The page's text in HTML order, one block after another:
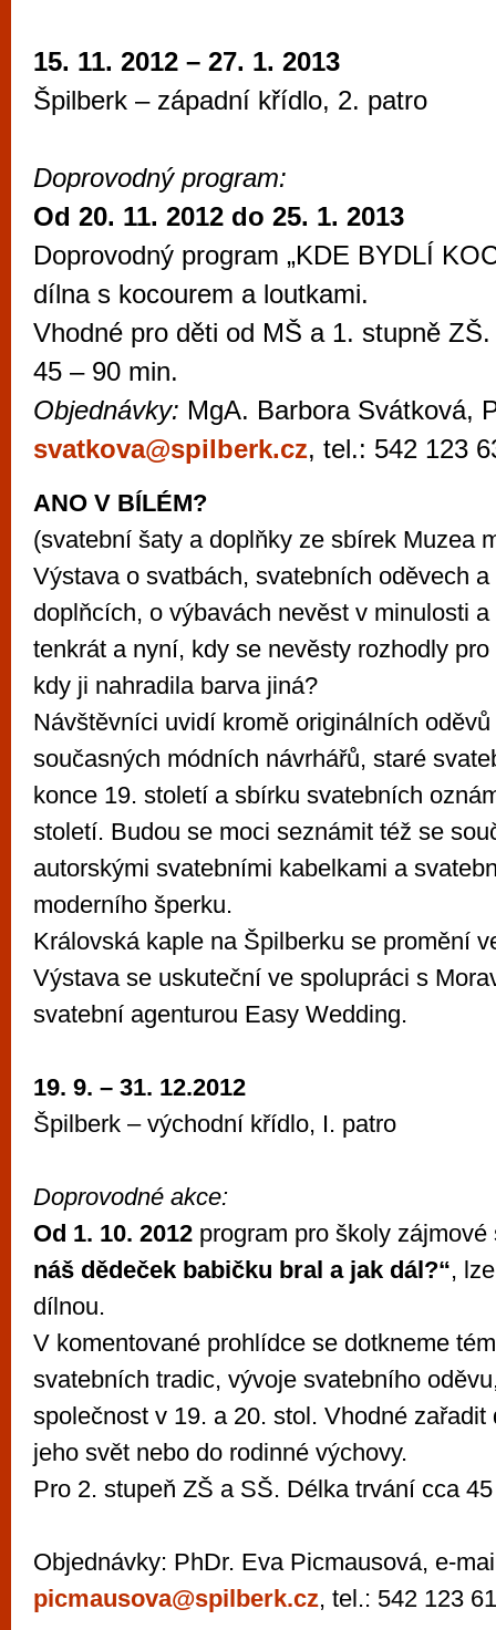
15. 11. 2012 – 27. 1. 2013
Špilberk – západní křídlo, 2. patro
Doprovodný program:
Od 20. 11. 2012 do 25. 1. 2013
Doprovodný program „KDE BYDLÍ
dílna s kocourem a loutkami.
Vhodné pro děti od MŠ a 1. stupně
45 – 90 min.
Objednávky: MgA. Barbora Svátková,
svatkova@spilberk.cz, tel.: 542 123
ANO V BÍLÉM?
(svatební šaty a doplňky ze sbírek Muzea
Výstava o svatbách, svatebních oděvech
doplňcích, o výbavách nevěst v minulosti
tenkrát a nyní, kdy se nevěsty rozhodly
kdy ji nahradila barva jiná?
Návštěvníci uvidí kromě originálních
současných módních návrhářů, staré
konce 19. století a sbírku svatebních
století. Budou se moci seznámit též se
autorskými svatebními kabelkami a
moderního šperku.
Královská kaple na Špilberku se promění
Výstava se uskuteční ve spolupráci s
svatební agenturou Easy Wedding.
19. 9. – 31. 12.2012
Špilberk – východní křídlo, I. patro
Doprovodné akce:
Od 1. 10. 2012 program pro školy
náš dědeček babičku bral a jak dál?“,
dílnou.
V komentované prohlídce se dotkneme
svatebních tradic, vývoje svatebního
společnost v 19. a 20. stol. Vhodné zařadit
jeho svět nebo do rodinné výchovy.
Pro 2. stupeň ZŠ a SŠ. Délka trvání cca
Objednávky: PhDr. Eva Picmausová, e-
picmausova@spilberk.cz, tel.: 542 123